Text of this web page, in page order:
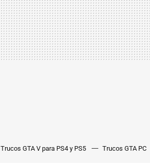
Trucos GTA V para PS4 y PS5 Trucos GTA PC